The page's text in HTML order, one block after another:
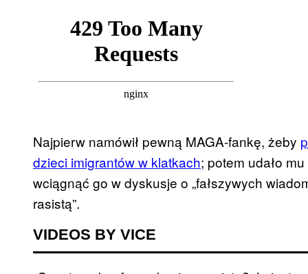
Najpierw namówił pewną MAGA-fankę, żeby
dzieci imigrantów w klatkach; potem udało
wciągnąć go w dyskusje o „fałszywych
rasistą”.
VIDEOS BY VICE